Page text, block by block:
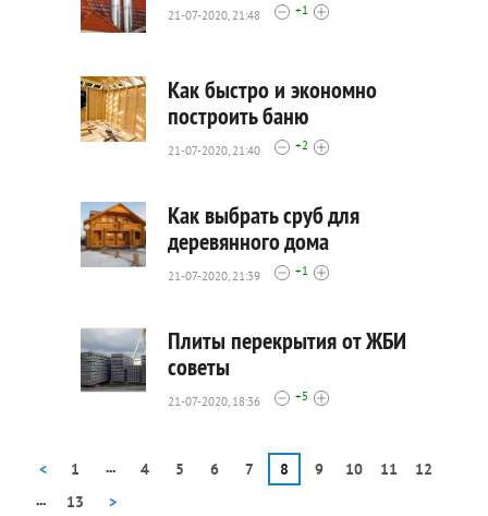
21-07-2020, 21:48 +1
Как быстро и экономно
построить баню
21-07-2020, 21:40 +2
Как выбрать сруб для
деревянного дома
21-07-2020, 21:39 +1
Плиты перекрытия от ЖБИ
советы
21-07-2020, 18:36 +5
< 1 ... 4 5 6 7 8 9 10 11
12
...
13 >